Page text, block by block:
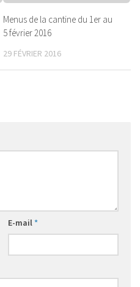
Menus de la cantine du 1er au
5 février 2016
29 FÉVRIER 2016
E-mail*